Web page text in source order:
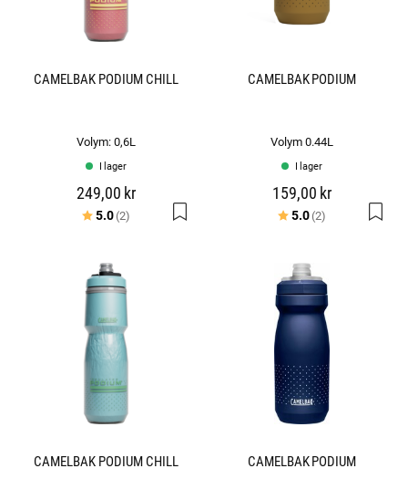
CAMELBAK PODIUM CHILL
Volym: 0,6L
I lager
249,00 kr
Betyg:
5.0(2) utav 5 stjärnor
CAMELBAK PODIUM
Volym 0.44L
I lager
159,00 kr
Betyg:
5.0(2) utav 5
CAMELBAK PODIUM CHILL CAMELBAK PODIUM